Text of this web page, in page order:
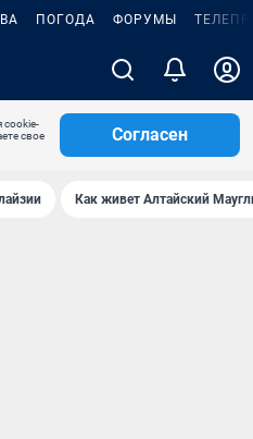
ПОГОДА ФОРУМЫ
cookie-
свое
Согласен
Как живет Алтайский